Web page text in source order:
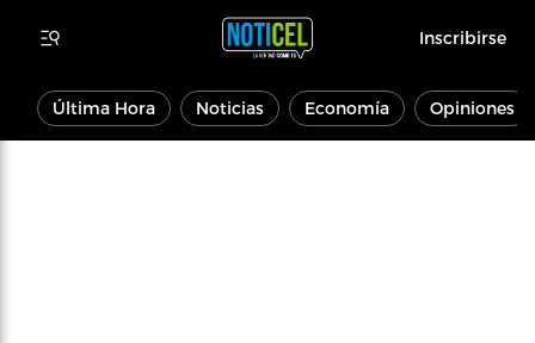
Inscribirse
Última Hora Noticias Economía Opiniones